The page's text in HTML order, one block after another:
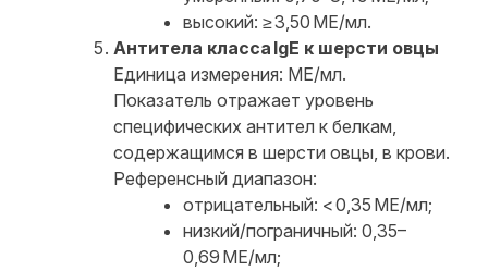
высокий: ≥ 3,50 МЕ/мл.
Антитела класса IgE к шерсти овцы
Единица измерения: МЕ/мл.
Показатель отражает уровень
специфических антител к белкам,
содержащимся в шерсти овцы, в крови.
Референсный диапазон:
отрицательный: < 0,35 МЕ/мл;
низкий/пограничный: 0,35–
0,69 МЕ/мл;